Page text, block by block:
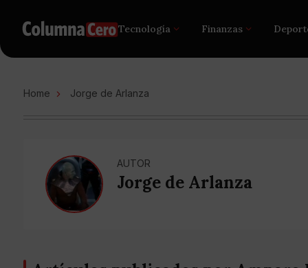
Tecnología Finanzas
Home Jorge de Arlanza
AUTOR
Jorge de Arlanza